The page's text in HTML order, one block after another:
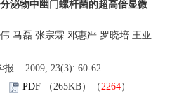
报 2009, 23(3): 60-62.
）